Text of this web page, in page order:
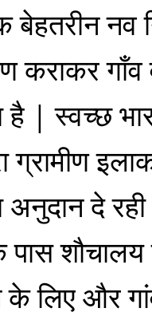
नव
कराकर
है | स्वच्छ
ग्रामीण
दे
लिए और